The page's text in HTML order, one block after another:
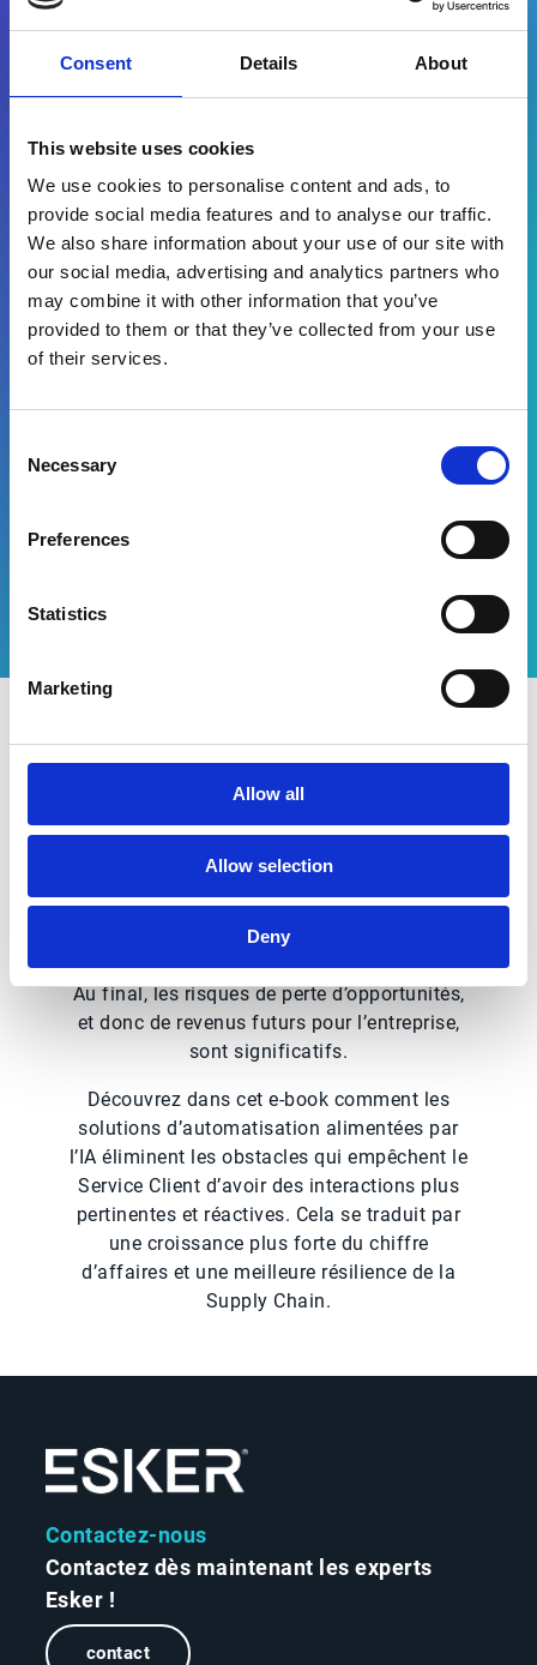
Consent Details About
This website uses cookies
We use cookies to personalise content and ads, to
provide social media features and to analyse our traffic.
We also share information about your use of our site with
our social media, advertising and analytics partners who
may combine it with other information that you’ve
provided to them or that they’ve collected from your use
of their services.
Selection
Necessary
Preferences
Statistics
Marketing
Allow all
Allow selection
Deny
Par quelle(s) solution(s) êtes-vous intéressé(e) ?
Gestion des demandes clients
Commandes clients
d'Esker*
Téléchargez le guide
pratique
A l’ère de la différenciation des services,
l’incapacité à fournir une expérience client
cohérente et réactive peut entraîner une
détérioration des relations avec les clients.
Au final, les risques de perte d’opportunités,
et donc de revenus futurs pour l’entreprise,
sont significatifs.
Découvrez dans cet e-book comment les
solutions d’automatisation alimentées par
l’IA éliminent les obstacles qui empêchent le
Service Client d’avoir des interactions plus
pertinentes et réactives. Cela se traduit par
une croissance plus forte du chiffre
d’affaires et une meilleure résilience de la
Supply Chain.
Contactez-nous
Contactez dès maintenant les experts
Esker !
contact